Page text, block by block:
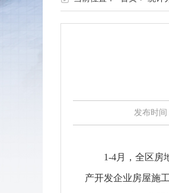
发布时间
1-4月，全区房
产开发企业房屋施